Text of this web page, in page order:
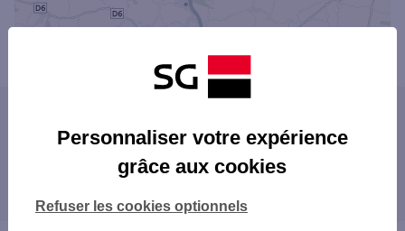
IFS
HÉROUVILLE-SAINT-CLAIR
Les agences SG dans les départements
27 EURE
Personnaliser votre expérience
grâce aux cookies
Refuser les cookies optionnels